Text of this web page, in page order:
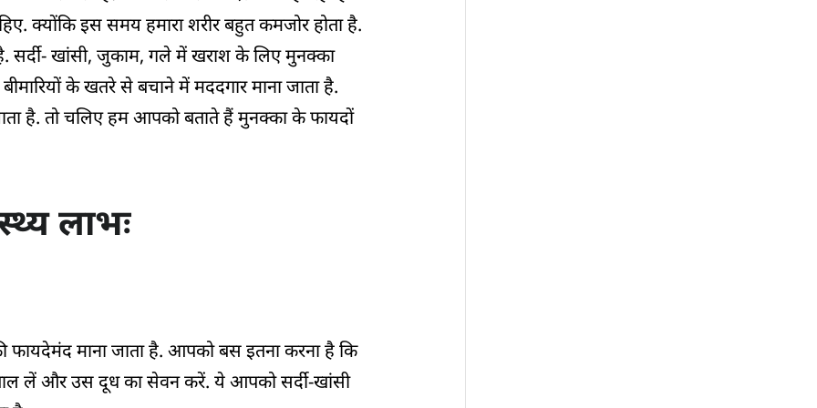
क्योंकि इस समय हमारा शरीर बहुत कमजोर होता है.
खांसी, जुकाम, गले में खराश के लिए मुनक्का
के खतरे से बचाने में मददगार माना जाता है.
है. तो चलिए हम आपको बताते हैं मुनक्का के फायदों
लाभः
माना जाता है. आपको बस इतना करना है कि
लें और उस दूध का सेवन करें. ये आपको सर्दी-खांसी